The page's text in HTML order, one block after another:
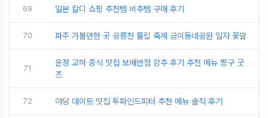
69 일본 칼디 쇼핑 추천템 비추템 구매 후기
70 파주 가볼만한 곳 공릉천 튤립 축제 금이동네공원 일자 꽃말
71
운정 교하 중식 맛집 보배반점 강추 후기 추천 메뉴 짱구 굿
즈
72 야당 데이트 맛집 투파인드피터 추천 메뉴 솔직 후기